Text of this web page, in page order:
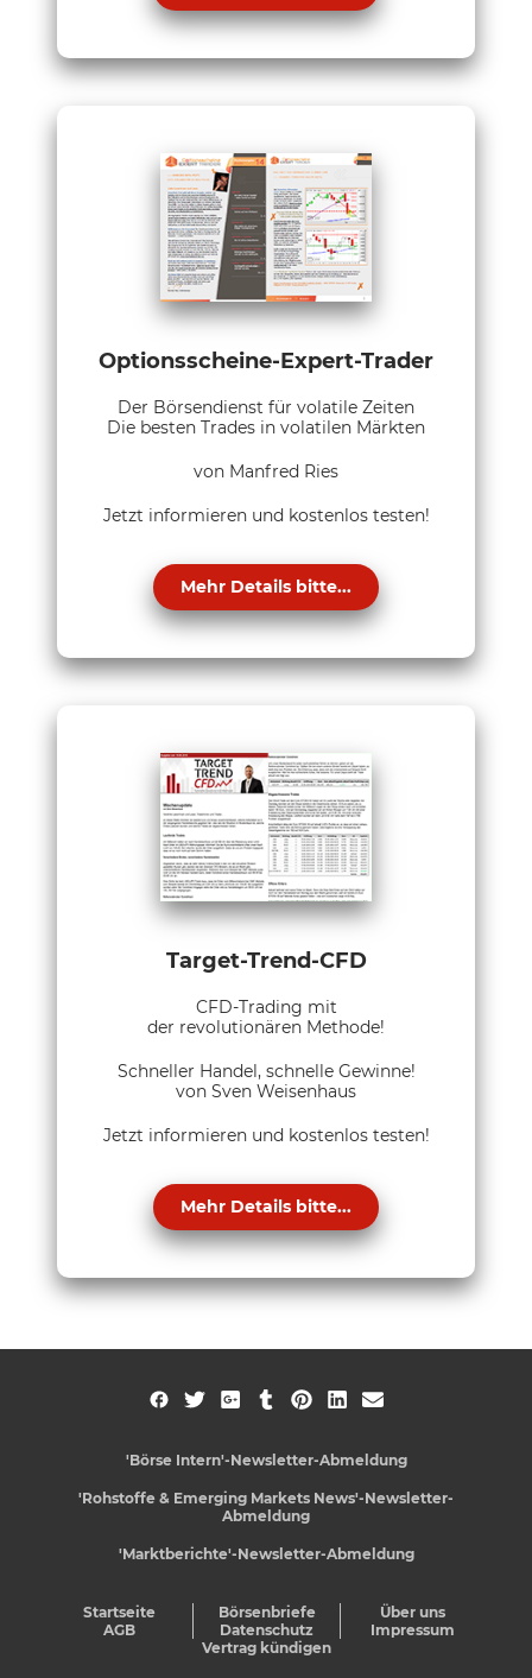
Optionsscheine-Expert-Trader
Der Börsendienst für volatile Zeiten
Die besten Trades in volatilen Märkten
von Manfred Ries
Jetzt informieren und kostenlos testen!
Mehr Details bitte...
Target-Trend-CFD
CFD-Trading mit
der revolutionären Methode!
Schneller Handel, schnelle Gewinne!
von Sven Weisenhaus
Jetzt informieren und kostenlos testen!
Mehr Details bitte...
'Börse Intern'-Newsletter-Abmeldung
'Rohstoffe & Emerging Markets News'-Newsletter-
Abmeldung
'Marktberichte'-Newsletter-Abmeldung
Startseite Börsenbriefe
Über uns
AGB
Datenschutz
Impressum
Vertrag kündigen